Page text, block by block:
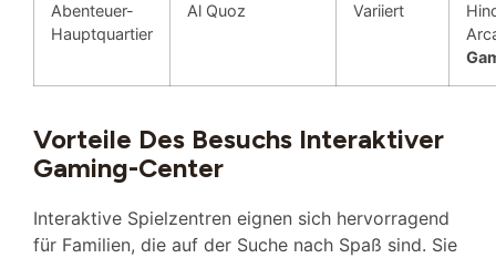
Abenteuer-
Hauptquartier
Al Quoz Variiert
Vorteile Des Besuchs Interaktiver
Gaming-Center
Interaktive Spielzentren eignen sich hervorragend
für Familien, die auf der Suche nach Spaß sind. Sie